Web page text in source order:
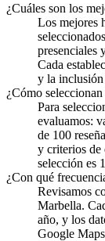
¿Cuáles son los
Los mejores
presenciales
Cada
y la inclusión
¿Cómo
Para
evaluamos:
de 100
y criterios de
selección es
¿Con qué
Revisamos
Marbella.
año, y los
Google